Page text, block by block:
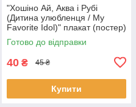
"Хошіно Ай, Аква і Рубі
(Дитина улюбленця / My
Favorite Idol)" плакат (постер)
розміром А5 (14х20см)
Готово до відправки
40 ₴ 45 ₴
Купити